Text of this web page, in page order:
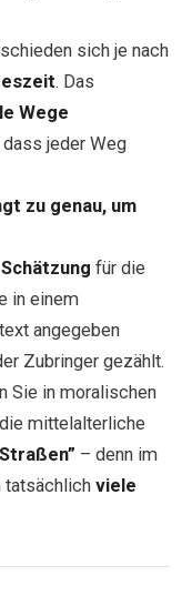
sich je nach
. Das
Wege
dass jeder Weg
zu genau, um
Schätzung für die
in einem
angegeben
Zubringer gezählt.
Sie in moralischen
mittelalterliche
– denn im
tatsächlich viele